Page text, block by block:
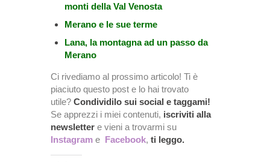
monti della Val Venosta
Merano e le sue terme
Lana, la montagna ad un passo da
Merano
Ci rivediamo al prossimo articolo! Ti è
piaciuto questo post e lo hai trovato
utile? Condividilo sui social e taggami!
Se apprezzi i miei contenuti, iscriviti alla
newsletter e vieni a trovarmi su
Instagram e Facebook, ti leggo.